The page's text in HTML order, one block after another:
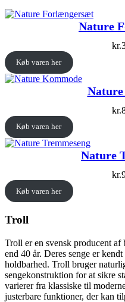
Nature
kr.
Køb varen her
kr.
Køb varen her
Nature
kr.
Køb varen her
Troll
Troll er en svensk producent af
end 40 år. Deres senge er
holdbarhed. Troll bruger
sengekonstruktion for at sikre
varierer fra klassiske til
justerbare funktioner, der kan